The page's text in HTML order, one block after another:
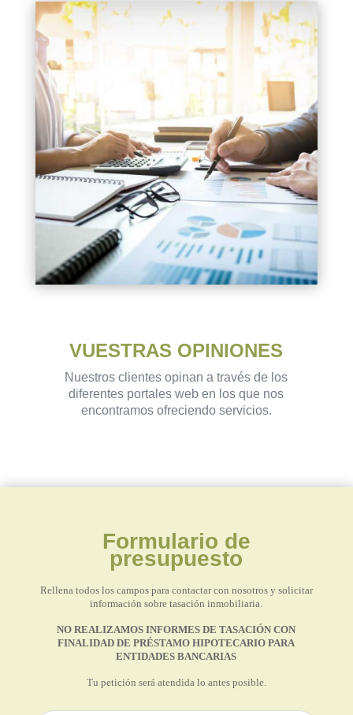
VUESTRAS OPINIONES
Nuestros clientes opinan a través de los
diferentes portales web en los que nos
encontramos ofreciendo servicios.
Formulario de
presupuesto
Rellena todos los campos para contactar con nosotros y solicitar
información sobre tasación inmobiliaria.
NO REALIZAMOS INFORMES DE TASACIÓN CON
FINALIDAD DE PRÉSTAMO HIPOTECARIO PARA
ENTIDADES BANCARIAS
Tu petición será atendida lo antes posible.